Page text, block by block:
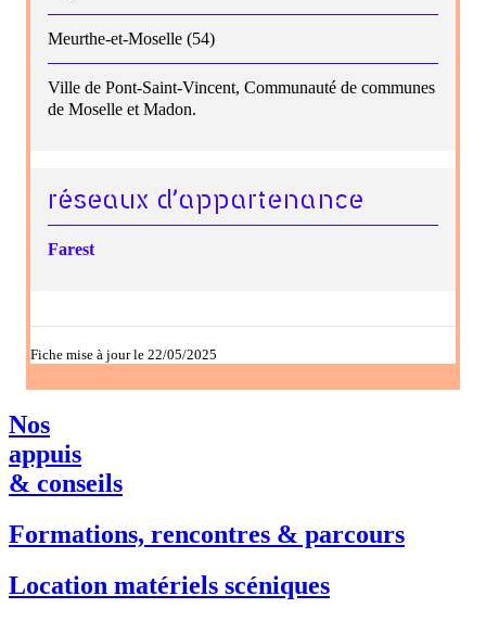
Meurthe-et-Moselle (54)
Ville de Pont-Saint-Vincent, Communauté de communes
de Moselle et Madon.
réseaux d’appartenance
Farest
Fiche mise à jour le 22/05/2025
Nos
appuis
& conseils
Formations, rencontres & parcours
Location matériels scéniques